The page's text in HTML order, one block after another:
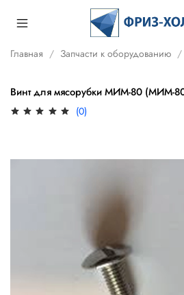
Главная Запчасти к оборудованию
Винт для мясорубки МИМ-80 (МИМ-
(0)